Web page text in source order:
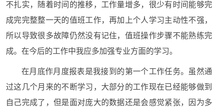
不扎实，随着时间的推移，工作量增多，很少有时间能够完
成完完整整一天的值班工作，再加上个人学习主动性不强，
所以导致很多故障仍然没有记住，值班操作步骤不能熟练完
成。在今后的工作中我应多加强专业方面的学习。
在月底作月度报表是我接到的第一个工作任务。虽然通
过这几个月来的不断学习，大部分的工作现在已经能够做到
自己完成了，但是面对庞大的数据还是会感觉紧张，因为多